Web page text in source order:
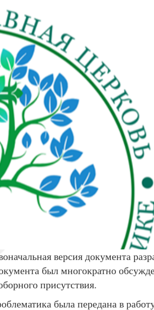
версия документа
был многократно
присутствия.
была передана в